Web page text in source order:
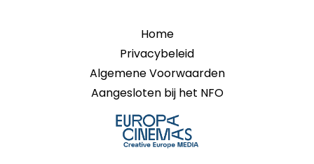
Home
Privacybeleid
Algemene Voorwaarden
Aangesloten bij het NFO